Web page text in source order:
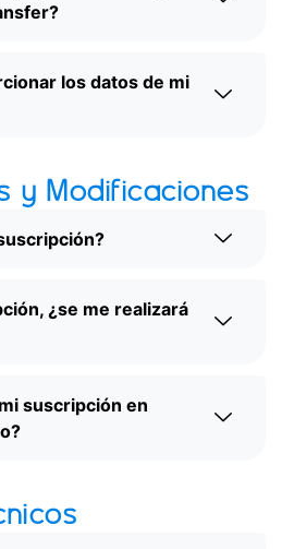
los datos de mi
y Modificaciones
¿se me realizará
suscripción en